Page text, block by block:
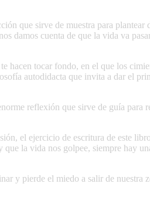
que sirve de muestra para
damos cuenta de que la vida va
hacen tocar fondo, en el que los
autodidacta que invita a dar el
reflexión que sirve de guía para
el ejercicio de escritura de este
que la vida nos golpee, siempre hay
y pierde el miedo a salir de nuestra